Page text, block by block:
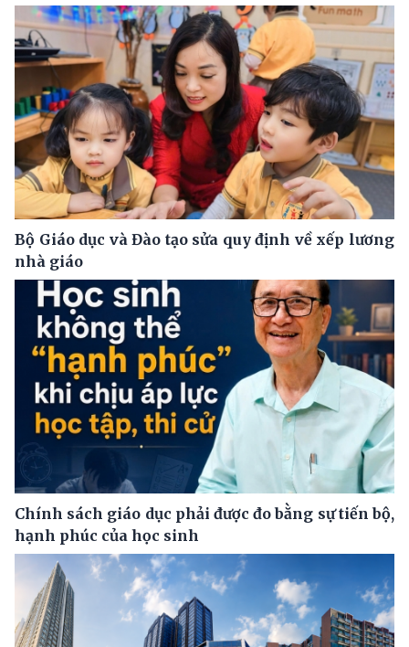
Bộ Giáo dục và Đào tạo sửa quy định về xếp lương
nhà giáo
Chính sách giáo dục phải được đo bằng sự tiến bộ,
hạnh phúc của học sinh